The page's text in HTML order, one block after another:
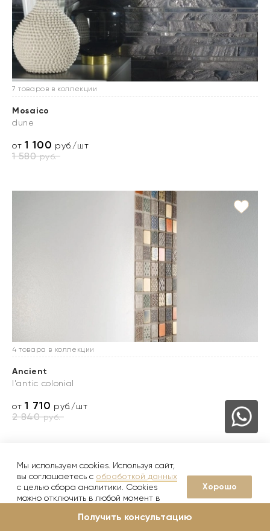
7 товаров в коллекции
Mosaico
dune
от1 100 руб./шт
1 580руб.
4 товара в коллекции
Ancient
l'antic colonial
от1 710 руб./шт
2 840руб.
Мы используем cookies. Используя сайт,
вы соглашаетесь с обработкой данных
с целью сбора аналитики. Cookies
можно отключить в любой момент в
Хорошо
Получить консультацию